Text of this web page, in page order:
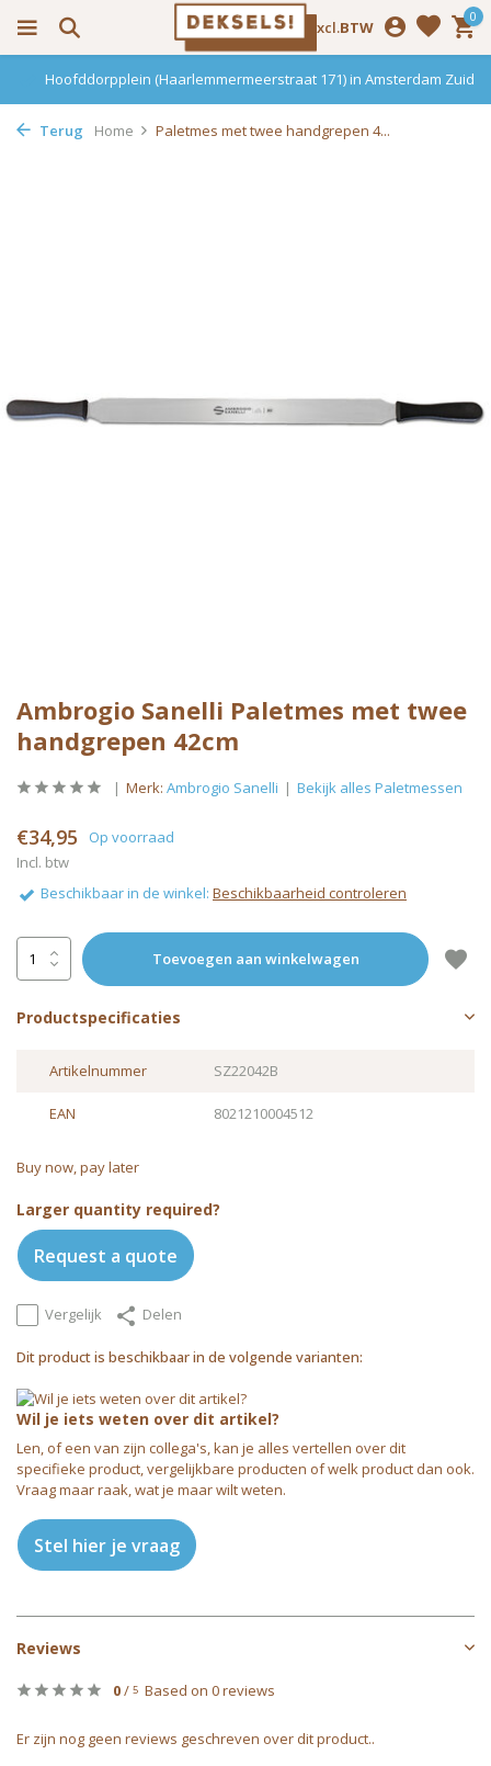
Incl. Excl.BTW
0
Hoofddorpplein (Haarlemmermeerstraat 171) in Amsterdam Zuid
Terug Home Paletmes met twee handgrepen 4...
Ambrogio Sanelli Paletmes met twee
handgrepen 42cm
Merk: Ambrogio Sanelli Bekijk alles Paletmessen
€34,95
Op voorraad
Incl. btw
Beschikbaar in de winkel: Beschikbaarheid controleren
Toevoegen aan winkelwagen
Productspecificaties
Artikelnummer SZ22042B
EAN 8021210004512
Buy now, pay later
Larger quantity required?
Request a quote
Vergelijk Delen
Dit product is beschikbaar in de volgende varianten:
Wil je iets weten over dit artikel?
Len, of een van zijn collega's, kan je alles vertellen over dit
specifieke product, vergelijkbare producten of welk product dan ook.
Vraag maar raak, wat je maar wilt weten.
Stel hier je vraag
Reviews
0/ 5 Based on 0 reviews
Er zijn nog geen reviews geschreven over dit product..